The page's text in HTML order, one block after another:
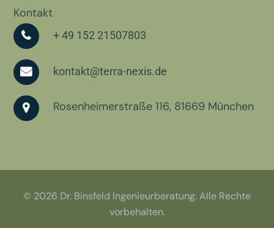
Kontakt
+ 49 152 21507803
kontakt@terra-nexis.de
Rosenheimerstraße 116, 81669 München
© 2026 Dr. Binsfeld Ingenieurberatung. Alle Rechte
vorbehalten.